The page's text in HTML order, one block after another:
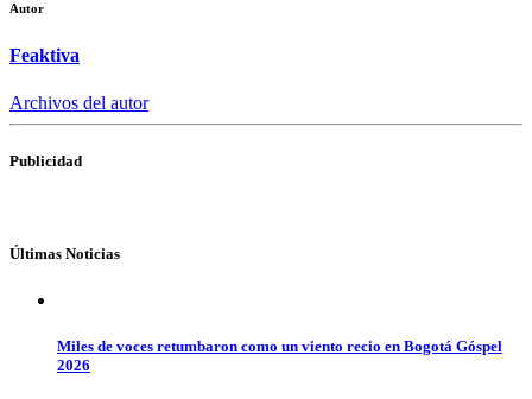
Autor
Feaktiva
Archivos del autor
Publicidad
Últimas Noticias
Miles de voces retumbaron como un viento recio en Bogotá Góspel
2026